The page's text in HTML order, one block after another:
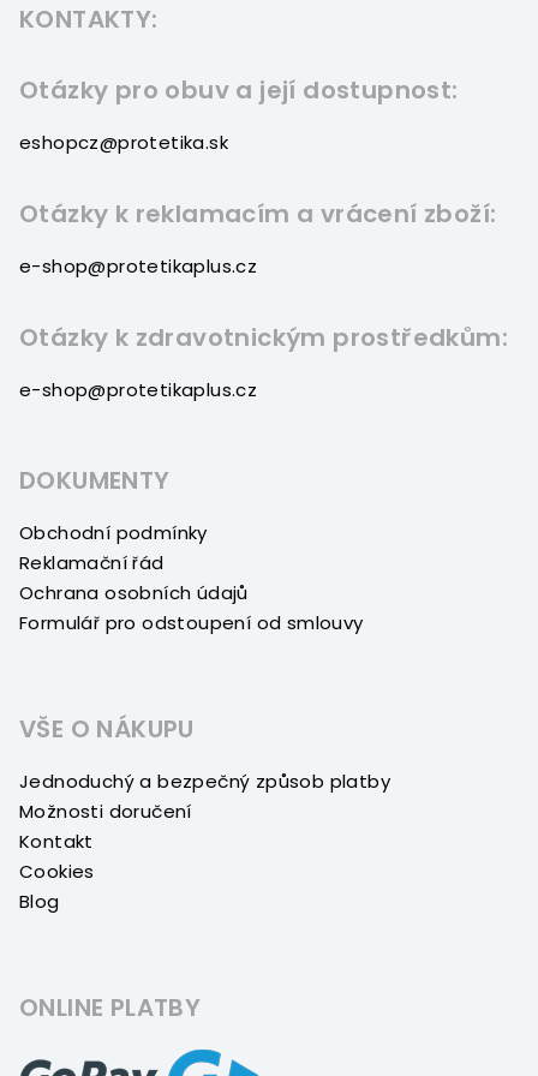
KONTAKTY:
Otázky pro obuv a její dostupnost:
eshopcz@protetika.sk
Otázky k reklamacím a vrácení zboží:
e-shop@protetikaplus.cz
Otázky k zdravotnickým prostředkům:
e-shop@protetikaplus.cz
DOKUMENTY
Obchodní podmínky
Reklamační řád
Ochrana osobních údajů
Formulář pro odstoupení od smlouvy
VŠE O NÁKUPU
Jednoduchý a bezpečný způsob platby
Možnosti doručení
Kontakt
Cookies
Blog
ONLINE PLATBY